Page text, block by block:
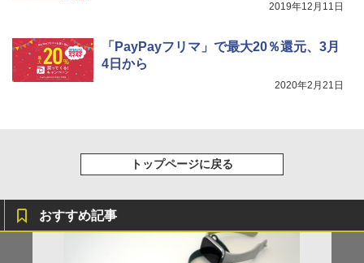
2019年12月11日
「PayPayフリマ」で最大20％還元、3月
4日から
2020年2月21日
トップページに戻る
おすすめ記事